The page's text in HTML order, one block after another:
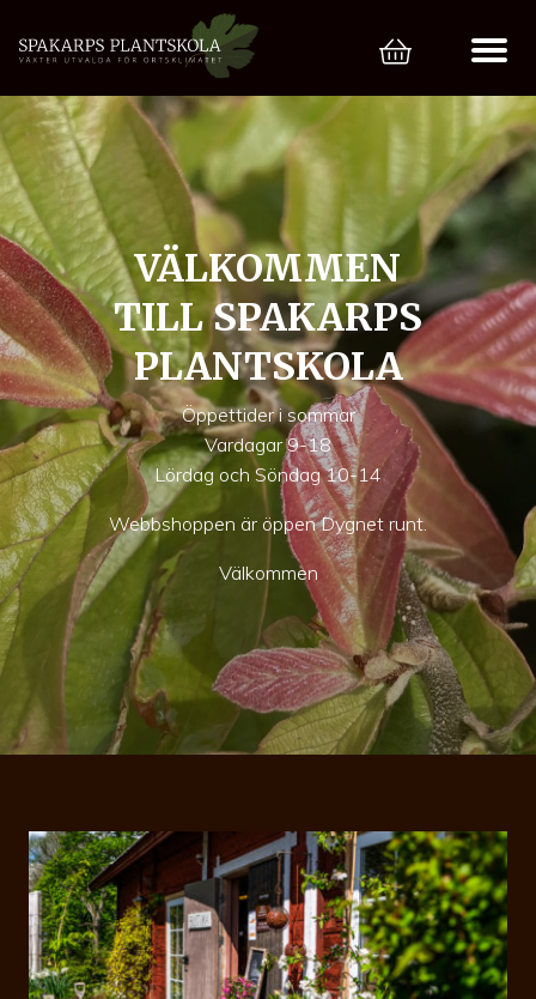
VÄLKOMMEN
TILL SPAKARPS
PLANTSKOLA
Öppettider i sommar
Vardagar 9-18
Lördag och Söndag 10-14
Webbshoppen är öppen Dygnet runt.
Välkommen